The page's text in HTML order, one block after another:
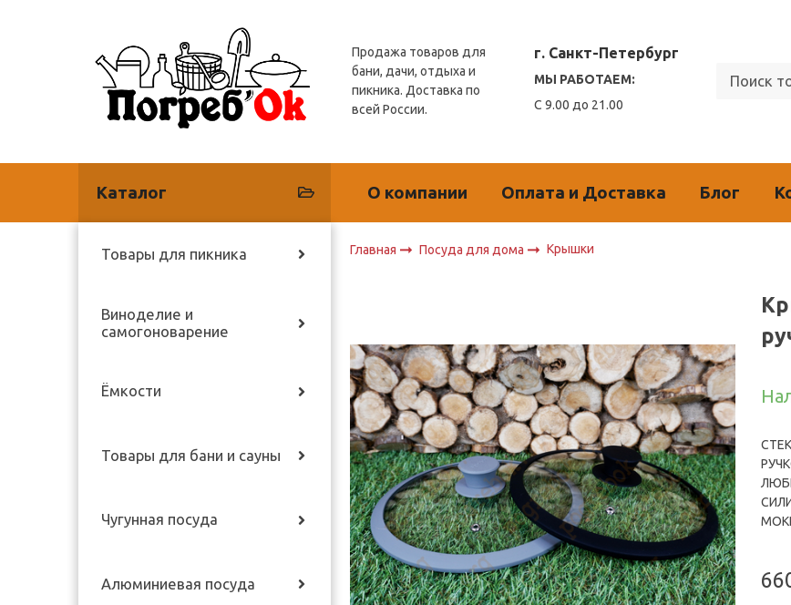
Продажа товаров для
бани, дачи, отдыха и
пикника. Доставка по
всей России.
г. Санкт-Петербург
МЫ РАБОТАЕМ:
С 9.00 до 21.00
Каталог О компании Оплата и Доставка Блог
Товары для пикника
Виноделие и
самогоноварение
Ёмкости
Товары для бани и сауны
Чугунная посуда
Алюминиевая посуда
Главная Посуда для дома Крышки